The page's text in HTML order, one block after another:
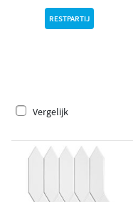
RESTPARTIJ
Vergelijk